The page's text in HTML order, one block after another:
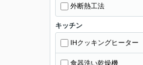
外断熱工法
キッチン
IHクッキングヒーター
食器洗い乾燥機